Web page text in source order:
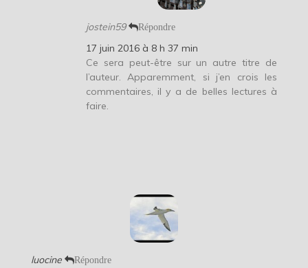
jostein59 Répondre
17 juin 2016 à 8 h 37 min
Ce sera peut-être sur un autre titre de
l’auteur. Apparemment, si j’en crois les
commentaires, il y a de belles lectures à
faire.
luocine Répondre